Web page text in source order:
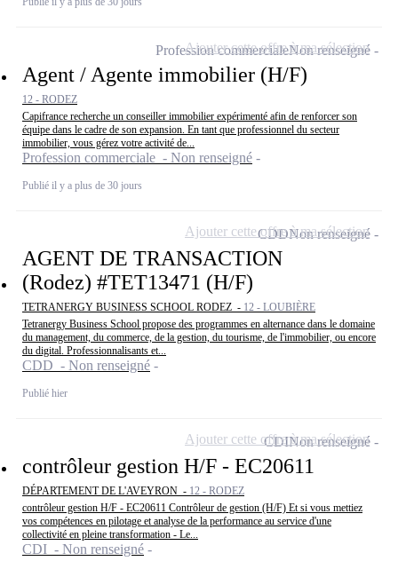
Agent / Agente immobilier (H/F)
12 - RODEZ
Capifrance recherche un conseiller immobilier expérimenté afin de renforcer son
équipe dans le cadre de son expansion. En tant que professionnel du secteur
immobilier, vous gérez votre activité de...
Profession commerciale - Non renseigné
Publié il y a plus de 30 jours
Profession commercialeNon renseigné
Ajouter cette offre à ma sélection
AGENT DE TRANSACTION
(Rodez) #TET13471 (H/F)
TETRANERGY BUSINESS SCHOOL RODEZ - 12 - LOUBIÈRE
Tetranergy Business School propose des programmes en alternance dans le domaine
du management, du commerce, de la gestion, du tourisme, de l'immobilier, ou encore
du digital. Professionnalisants et...
CDD - Non renseigné
Publié hier
CDDNon renseigné
Ajouter cette offre à ma sélection
contrôleur gestion H/F - EC20611
DÉPARTEMENT DE L'AVEYRON - 12 - RODEZ
contrôleur gestion H/F - EC20611 Contrôleur de gestion (H/F) Et si vous mettiez
vos compétences en pilotage et analyse de la performance au service d'une
collectivité en pleine transformation - Le...
CDI - Non renseigné
CDINon renseigné
Ajouter cette offre à ma sélection